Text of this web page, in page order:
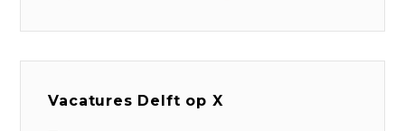
Vacatures Delft op X